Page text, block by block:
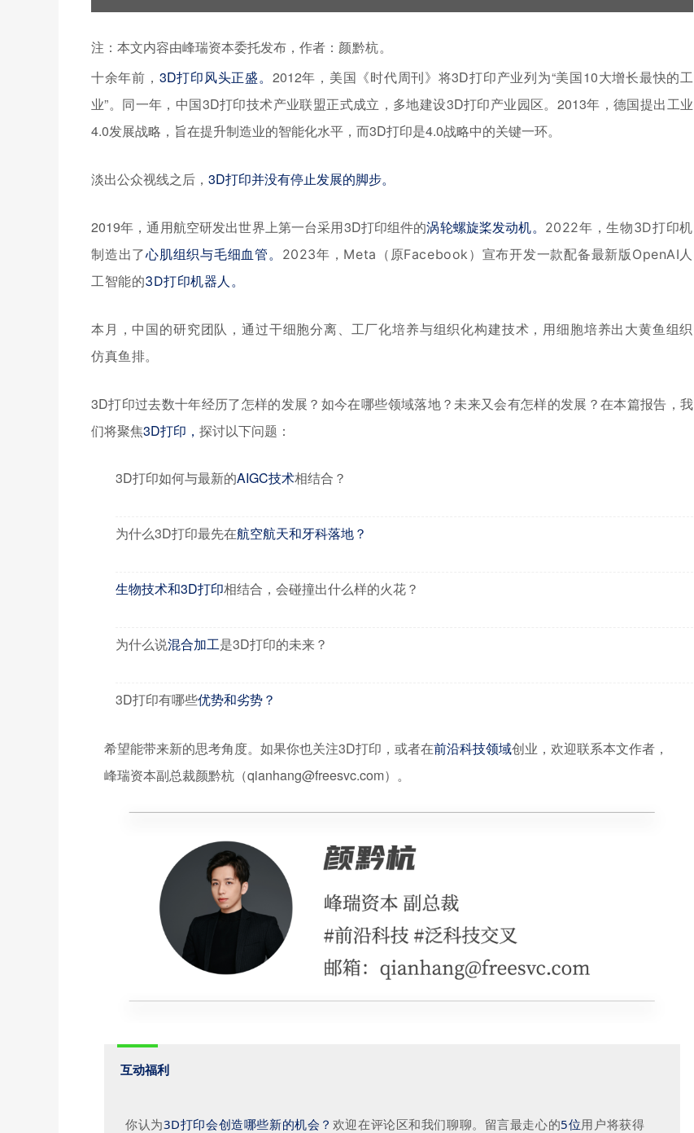
注：本文内容由峰瑞资本委托发布，作者： 颜黔杭。
十余年前， 3D打印风头正盛。 2012年，美国《时代周刊》将3D打印产业列为“美国10大增长最快的工
业”。同一年，中国3D打印技术产业联盟正式成立，多地建设3D打印产业园区。2013年，德国提出工业
4.0发展战略，旨在提升制造业的智能化水平，而3D打印是4.0战略中的关键一环。
淡出公众视线之后， 3D打印并没有停止发展的脚步。
2019年，通用航空研发出世界上第一台采用3D打印组件的涡轮螺旋桨发动机。 2022年，生物3D打印机
制造出了心肌组织与毛细血管。 2023年，Meta（原Facebook）宣布开发一款配备最新版OpenAI人
工智能的3D打印机器人。
本月，中国的研究团队，通过干细胞分离、工厂化培养与组织化构建技术，用细胞培养出大黄鱼组织
仿真鱼排。
3D打印过去数十年经历了怎样的发展？如今在哪些领域落地？未来又会有怎样的发展？在本篇报告，我
们将聚焦3D打印， 探讨以下问题：
3D打印如何与最新的AIGC技术相结合？
为什么3D打印最先在航空航天和牙科落地？
生物技术和3D打印相结合，会碰撞出什么样的火花？
为什么说混合加工是3D打印的未来？
3D打印有哪些优势和劣势？
希望能带来新的思考角度。如果你也关注3D打印，或者在前沿科技领域创业，欢迎联系本文作者，
峰瑞资本副总裁颜黔杭（qianhang@freesvc.com）。
互动福利
你认为3D打印会创造哪些新的机会？ 欢迎在评论区和我们聊聊。留言最走心的5位用户将获得